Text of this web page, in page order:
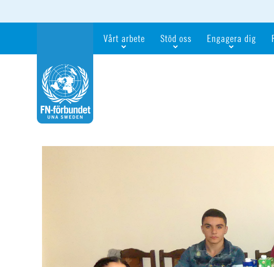
Vårt arbete Stöd oss
Testamentera
Engagera dig
För dig som är ung